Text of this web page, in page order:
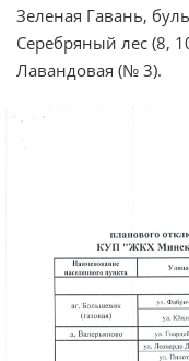
Зеленая Гавань,
Серебряный лес (8,
Лавандовая (№ 3).